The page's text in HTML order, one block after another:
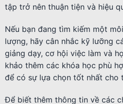
tập trở nên thuận tiện và hiệu
Nếu bạn đang tìm kiếm một
lượng, hãy cân nhắc kỹ lưỡng
giảng dạy, cơ hội việc làm và
khảo thêm các khóa học phù
để có sự lựa chọn tốt nhất cho
Để biết thêm thông tin về các